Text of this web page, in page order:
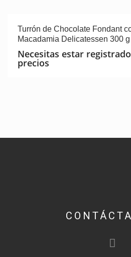
Turrón de Chocolate Fondant
Macadamia Delicatessen 300 g
Necesitas estar
precios